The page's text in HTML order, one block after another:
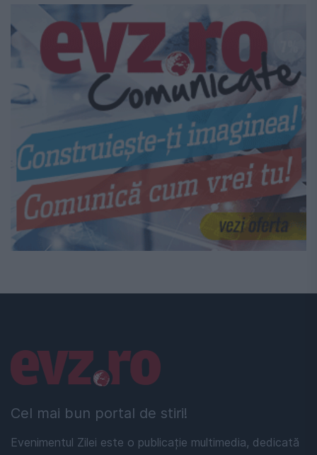
Cel mai bun portal de stiri!
Evenimentul Zilei este o publicație multimedia, dedicată
Linkuri utile